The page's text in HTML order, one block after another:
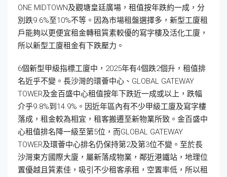
ONE MIDTOWN及觀塘皇廷廣場，租值按年跌約一成，分
別跌9.6%至10%不等。因為市場租盤選擇多，新型工廈租
戶能夠以更便宜租金轉租質素較優的寫字樓及活化工廈，
所以新型工廈租金有下跌壓力。
6個新型甲級指標工廈中，2025年有4個跌2個升，租值排
名近乎不變。長沙灣的環薈中心、GLOBAL GATEWAY
TOWER及金百盛中心租值按年下跌近一成或以上，跌幅
介乎9.8%到14.9%。因近年區內有不少甲級工廈及寫字樓
落成，租金較為相宜，租客搬遷至新物業所致。金百盛中
心租值排名降一級至第5位，而GLOBAL GATEWAY
TOWER及環薈中心排名仍保持第2及第3位不變。至於長
沙灣東方國際大廈，屬新落成物業，鄰近港鐵站，地理位
置優越且質素佳，吸引不少租客承租，空置率低，所以租